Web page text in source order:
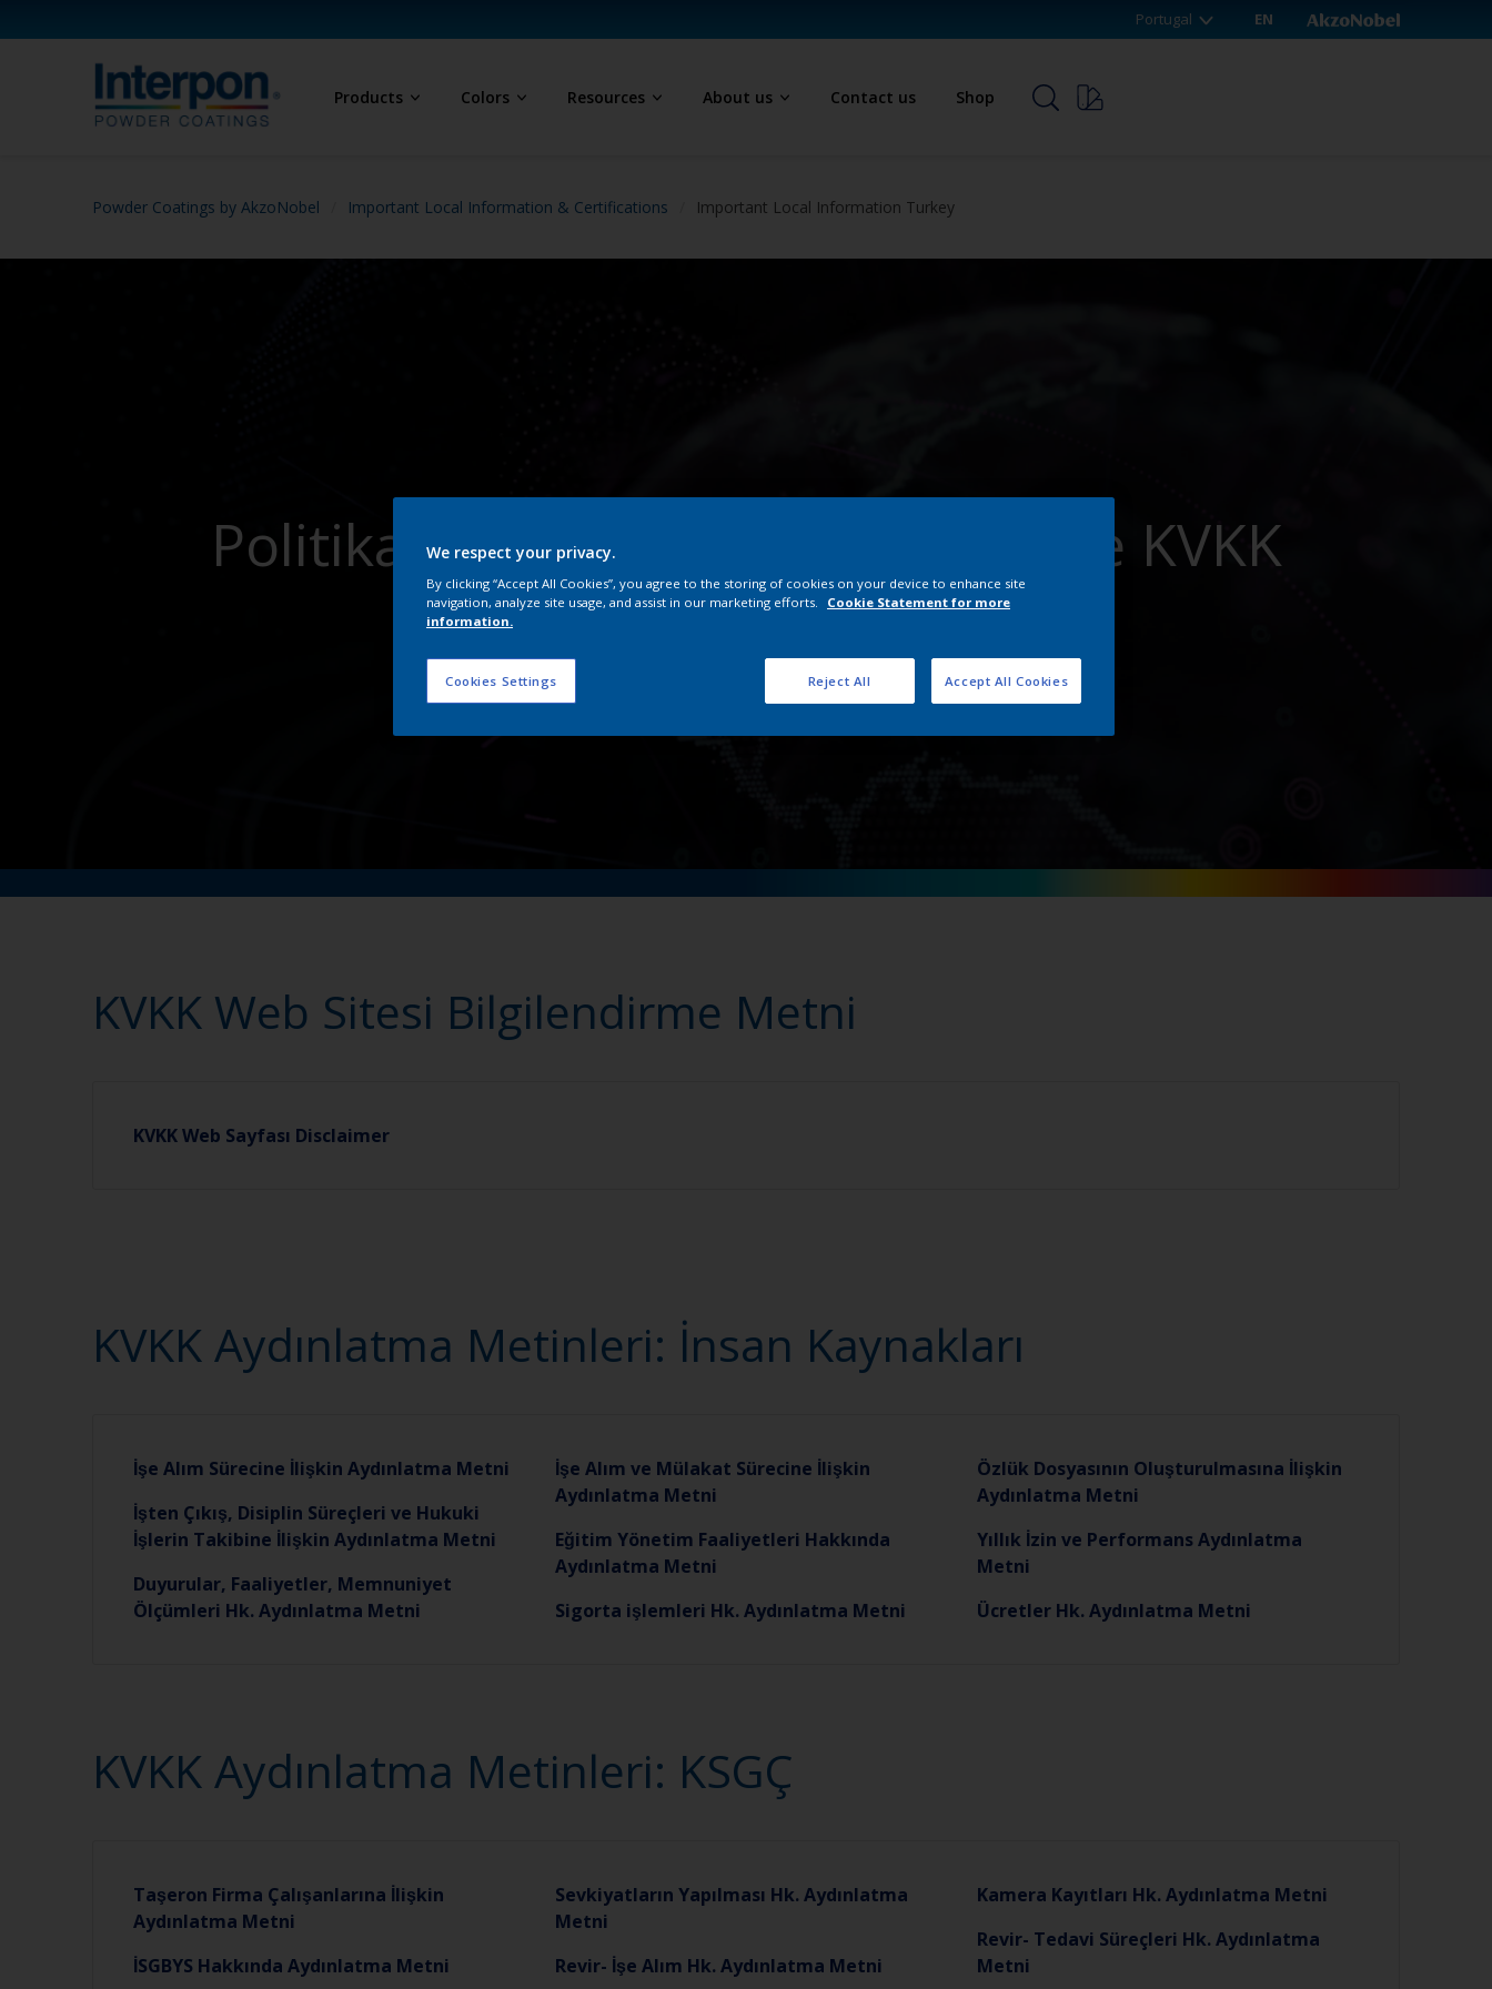
Portugal EN
Products Colors Resources About us Contact us Shop
Powder Coatings by AkzoNobel Important Local Information & Certifications Important Local Information Turkey
Politikalarımız, ISO Belgelerimiz ve KVKK
KVKK Web Sitesi Bilgilendirme Metni
KVKK Web Sayfası Disclaimer
KVKK Aydınlatma Metinleri: İnsan Kaynakları
İşe Alım Sürecine İlişkin Aydınlatma Metni
İşten Çıkış, Disiplin Süreçleri ve Hukuki
İşlerin Takibine İlişkin Aydınlatma Metni
Duyurular, Faaliyetler, Memnuniyet
Ölçümleri Hk. Aydınlatma Metni
İşe Alım ve Mülakat Sürecine İlişkin
Aydınlatma Metni
Eğitim Yönetim Faaliyetleri Hakkında
Aydınlatma Metni
Sigorta işlemleri Hk. Aydınlatma Metni
Özlük Dosyasının Oluşturulmasına İlişkin
Aydınlatma Metni
Yıllık İzin ve Performans Aydınlatma
Metni
Ücretler Hk. Aydınlatma Metni
KVKK Aydınlatma Metinleri: KSGÇ
Taşeron Firma Çalışanlarına İlişkin
Aydınlatma Metni
İSGBYS Hakkında Aydınlatma Metni
Sevkiyatların Yapılması Hk. Aydınlatma
Metni
Revir- İşe Alım Hk. Aydınlatma Metni
Kamera Kayıtları Hk. Aydınlatma Metni
Revir- Tedavi Süreçleri Hk. Aydınlatma
Metni
We respect your privacy.
By clicking “Accept All Cookies”, you agree to the storing of cookies on your device to enhance site
navigation, analyze site usage, and assist in our marketing efforts.
Cookie Statement for more
information.
Cookies Settings Reject All Accept All Cookies